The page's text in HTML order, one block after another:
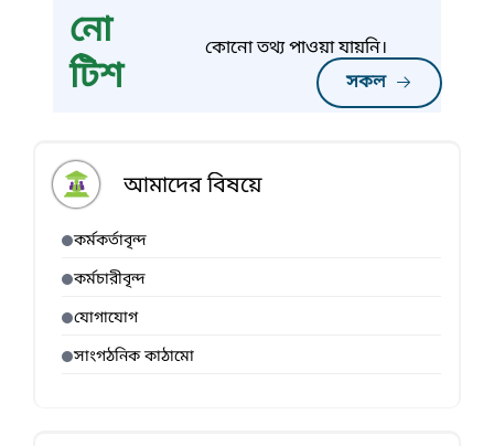
নো
টিশ
সকল
কোনো তথ্য পাওয়া যায়নি।
আমাদের বিষয়ে
কর্মকর্তাবৃন্দ
কর্মচারীবৃন্দ
যোগাযোগ
সাংগঠনিক কাঠামো